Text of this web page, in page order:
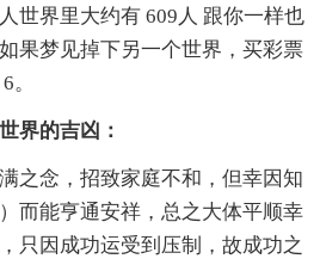
世界里大约有 609人 跟你一样也
果梦见掉下另一个世界，买彩票
。
界的吉凶：
之念，招致家庭不和，但幸因知
而能亨通安祥，总之大体平顺幸
只因成功运受到压制，故成功之